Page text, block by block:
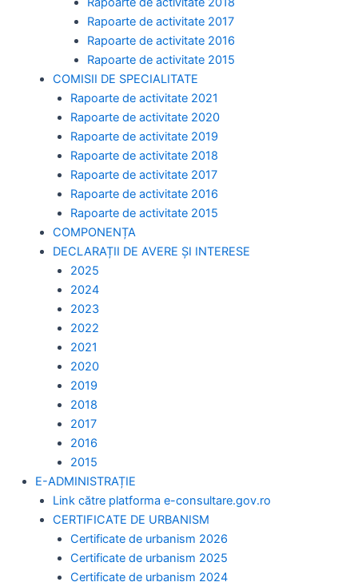
Rapoarte de activitate 2017
Rapoarte de activitate 2016
Rapoarte de activitate 2015
COMISII DE SPECIALITATE
Rapoarte de activitate 2021
Rapoarte de activitate 2020
Rapoarte de activitate 2019
Rapoarte de activitate 2018
Rapoarte de activitate 2017
Rapoarte de activitate 2016
Rapoarte de activitate 2015
COMPONENȚA
DECLARAȚII DE AVERE ȘI INTERESE
2025
2024
2023
2022
2021
2020
2019
2018
2017
2016
2015
E-ADMINISTRAȚIE
Link către platforma e-consultare.gov.ro
CERTIFICATE DE URBANISM
Certificate de urbanism 2026
Certificate de urbanism 2025
Certificate de urbanism 2024